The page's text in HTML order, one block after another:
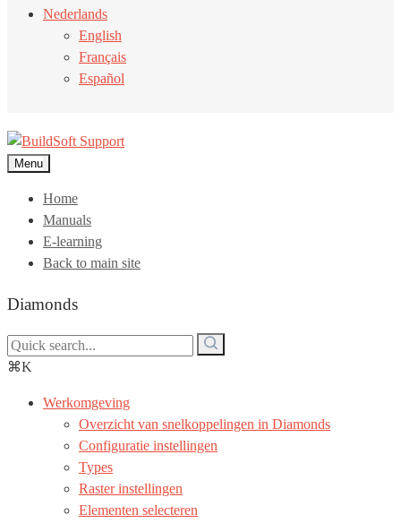
Nederlands
English
Français
Español
Menu
Home
Manuals
E-learning
Back to main site
Diamonds
⌘K
Werkomgeving
Overzicht van snelkoppelingen in Diamonds
Configuratie instellingen
Types
Raster instellingen
Elementen selecteren